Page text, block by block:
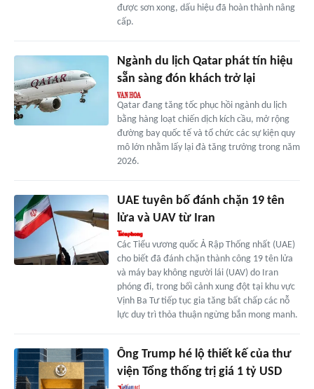
được sơn xong, dấu hiệu đã hoàn thành nâng
cấp.
Ngành du lịch Qatar phát tín hiệu
sẵn sàng đón khách trở lại
Qatar đang tăng tốc phục hồi ngành du lịch
bằng hàng loạt chiến dịch kích cầu, mở rộng
đường bay quốc tế và tổ chức các sự kiện quy
mô lớn nhằm lấy lại đà tăng trưởng trong năm
2026.
UAE tuyên bố đánh chặn 19 tên
lửa và UAV từ Iran
Các Tiểu vương quốc Ả Rập Thống nhất (UAE)
cho biết đã đánh chặn thành công 19 tên lửa
và máy bay không người lái (UAV) do Iran
phóng đi, trong bối cảnh xung đột tại khu vực
Vịnh Ba Tư tiếp tục gia tăng bất chấp các nỗ
lực duy trì thỏa thuận ngừng bắn mong manh.
Ông Trump hé lộ thiết kế của thư
viện Tổng thống trị giá 1 tỷ USD